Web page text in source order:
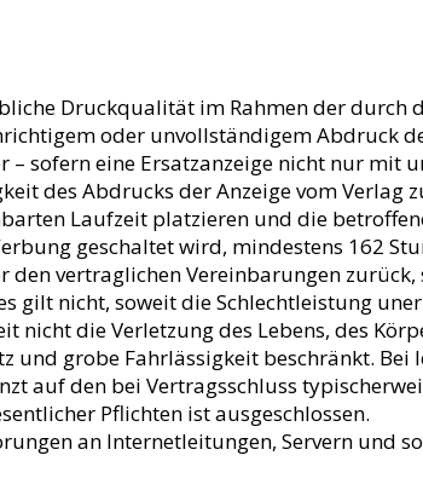
Druckqualität im Rahmen der durch
oder unvollständigem Abdruck
sofern eine Ersatzanzeige nicht nur mit
des Abdrucks der Anzeige vom Verlag
Laufzeit platzieren und die
geschaltet wird, mindestens 162
vertraglichen Vereinbarungen
gilt nicht, soweit die Schlechtleistung
nicht die Verletzung des Lebens, des
und grobe Fahrlässigkeit beschränkt.
auf den bei Vertragsschluss
Pflichten ist ausgeschlossen.
an Internetleitungen, Servern und